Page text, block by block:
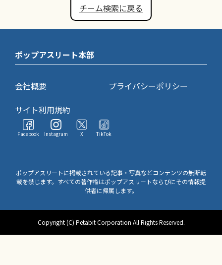
チーム検索に戻る
ポップアスリート本部
会社概要
プライバシーポリシー
サイト利用規約
Facebook Instagram X TikTok
ポップアスリートに掲載されている記事・写真などコンテンツの無断転
載を禁じます。すべての著作権はポップアスリートならびにその情報提
供者に帰属します。
Copyright (C) Petabit Corporation All Rights Reserved.